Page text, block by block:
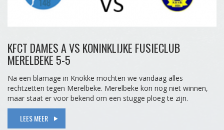
KFCT DAMES A VS KONINKLIJKE FUSIECLUB
MERELBEKE 5-5
Na een blamage in Knokke mochten we vandaag alles
rechtzetten tegen Merelbeke. Merelbeke kon nog niet winnen,
maar staat er voor bekend om een stugge ploeg te zijn.
LEES MEER